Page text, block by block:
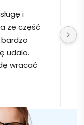
i
że część
udalo.
wracać